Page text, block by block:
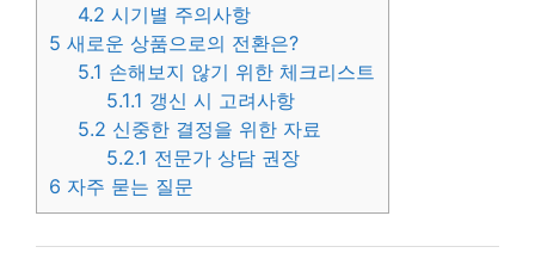
4.2 시기별 주의사항
5 새로운 상품으로의 전환은?
5.1 손해보지 않기 위한 체크리스트
5.1.1 갱신 시 고려사항
5.2 신중한 결정을 위한 자료
5.2.1 전문가 상담 권장
6 자주 묻는 질문